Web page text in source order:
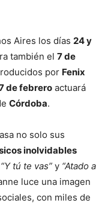
Aires los días 24 y
también el 7 de
por Fenix
de febrero actuará
Córdoba.
no solo sus
inolvidables
“Y tú te vas” y “Atado a
luce una imagen
con miles de